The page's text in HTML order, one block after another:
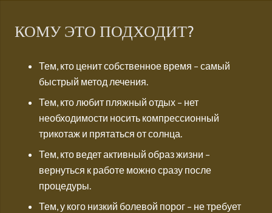
КОМУ ЭТО ПОДХОДИТ?
Тем, кто ценит собственное время – самый
быстрый метод лечения.
Тем, кто любит пляжный отдых – нет
необходимости носить компрессионный
трикотаж и прятаться от солнца.
Тем, кто ведет активный образ жизни –
вернуться к работе можно сразу после
процедуры.
Тем, у кого низкий болевой порог – не требует